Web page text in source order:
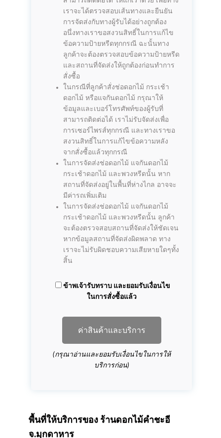
เราจะได้ตรวจสอบเส้นทางและยืนยัน
การจัดส่งกับทางผู้รับได้อย่างถูกต้อง
อนึ่งทางเราขอสงวนสิทธิ์ในการแก้ไข
ข้อความป้ายหรีดทุกกรณี ฉะนั้นทาง
ลูกค้าจะต้องตรวจสอบข้อความป้ายหรีด
และสถานที่จัดส่งให้ถูกต้องก่อนทำการ
สั่งซื้อ
ในกรณีที่ลูกค้าสั่งช่อดอกไม้ กระเช้า
ดอกไม้ หรือแจกันดอกไม้ กรุณาให้
ข้อมูลและเบอร์โทรศัพท์ของผู้รับที่
สามารถติดต่อได้ เราไม่รับจัดส่งเพื่อ
การเซอร์ไพรส์ทุกกรณี และทางเราขอ
สงวนสิทธิ์ในการแก้ไขข้อความหลัง
จากสั่งซื้อแล้วทุกกรณี
ในการจัดส่งช่อดอกไม้ แจกันดอกไม้
กระเช้าดอกไม้ และพวงหรีดนั้น หาก
สถานที่จัดส่งอยู่ในพื้นที่ห่างไกล อาจจะ
มีค่ารถเพิ่มเติม
ในการจัดส่งช่อดอกไม้ แจกันดอกไม้
กระเช้าดอกไม้ และพวงหรีดนั้น ลูกค้า
จะต้องตรวจสอบสถานที่จัดส่งให้ชัดเจน
หากข้อมูลสถานที่จัดส่งผิดพลาด ทาง
เราจะไม่รับผิดชอบความเสียหายใดๆทั้ง
สิ้น
ข้าพเจ้ารับทราบ และยอมรับเงื่อนไข
ในการสั่งซื้อแล้ว
ค่าสินค้าและบริการ
(กรุณาอ่านและยอมรับเงื่อนไขในการให้
บริการก่อน)
พื้นที่ให้บริการของ ร้านดอกไม้คำชะอี
จ.มุกดาหาร